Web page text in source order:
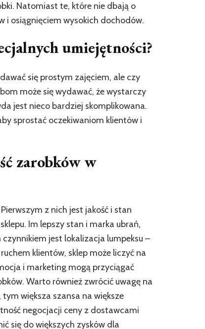
Natomiast te, które nie dbają o
i osiągnięciem wysokich dochodów.
umiejętności?
się prostym zajęciem, ale czy
może się wydawać, że wystarczy
jest nieco bardziej skomplikowana.
sprostać oczekiwaniom klientów i
zarobków w
z nich jest jakość i stan
Im lepszy stan i marka ubrań,
jest lokalizacja lumpeksu –
klientów, sklep może liczyć na
i marketing mogą przyciągać
Warto również zwrócić uwagę na
większa szansa na większe
negocjacji ceny z dostawcami
się do większych zysków dla